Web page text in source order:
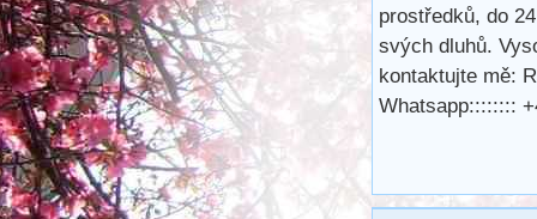
prostředků, do
svých dluhů.
kontaktujte mě:
Whatsapp::::::::